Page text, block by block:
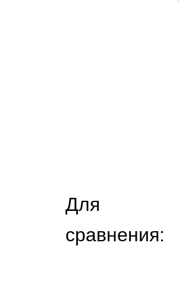
Для
сравнения: